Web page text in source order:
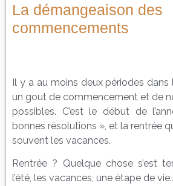
La démangeaison des
commencements
Il y a au moins deux périodes dans
un gout de commencement et de
possibles. C’est le début de
bonnes résolutions », et la rentrée
souvent les vacances.
Rentrée ? Quelque chose s’est
l’été, les vacances, une étape de